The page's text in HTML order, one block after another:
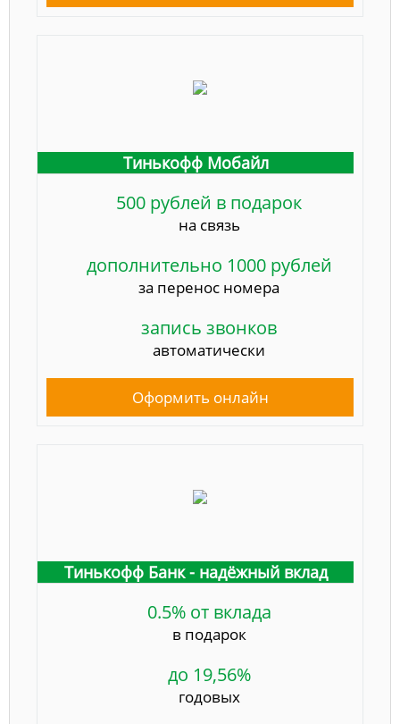
Тинькофф Мобайл
500 рублей в подарок
на связь
дополнительно 1000 рублей
за перенос номера
запись звонков
автоматически
Оформить онлайн
Тинькофф Банк - надёжный вклад
0.5% от вклада
в подарок
до 19,56%
годовых